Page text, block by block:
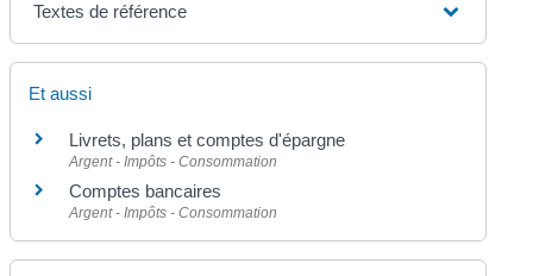
Textes de référence
Et aussi
Livrets, plans et comptes d'épargne
Argent - Impôts - Consommation
Comptes bancaires
Argent - Impôts - Consommation